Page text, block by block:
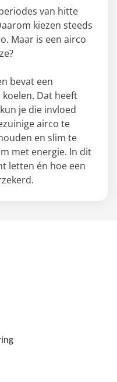
van hitte
kiezen steeds
Maar is een airco
bevat een
Dat heeft
je die invloed
airco te
en slim te
met energie. In dit
letten én hoe een